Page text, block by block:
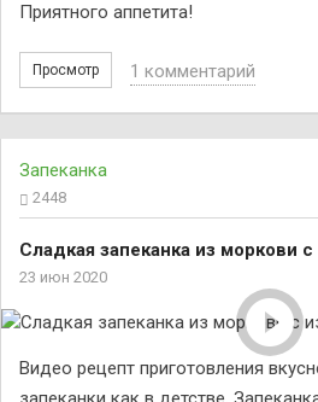
Приятного аппетита!
Просмотр 1 комментарий
Запеканка
2448
Сладкая запеканка из моркови
23 июн 2020
Видео рецепт приготовления